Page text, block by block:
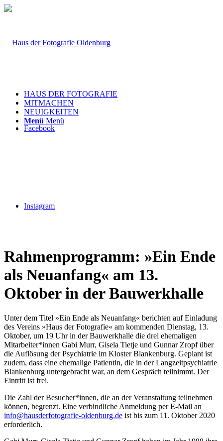
Facebook
Instagram
HAUS DER FOTOGRAFIE
MITMACHEN
NEUIGKEITEN
Menü Menü
Rahmenprogramm: »Ein Ende
als Neuanfang« am 13.
Oktober in der Bauwerkhalle
Unter dem Titel »Ein Ende als Neuanfang« berichten auf Einladung
des Vereins »Haus der Fotografie« am kommenden Dienstag, 13.
Oktober, um 19 Uhr in der Bauwerkhalle die drei ehemaligen
Mitarbeiter*innen Gabi Murr, Gisela Tietje und Gunnar Zropf über
die Auflösung der Psychiatrie im Kloster Blankenburg. Geplant ist
zudem, dass eine ehemalige Patientin, die in der Langzeitpsychiatrie
Blankenburg untergebracht war, an dem Gespräch teilnimmt. Der
Eintritt ist frei.
Die Zahl der Besucher*innen, die an der Veranstaltung teilnehmen
können, begrenzt. Eine verbindliche Anmeldung per E-Mail an
info@hausderfotografie-oldenburg.de ist bis zum 11. Oktober 2020
erforderlich.